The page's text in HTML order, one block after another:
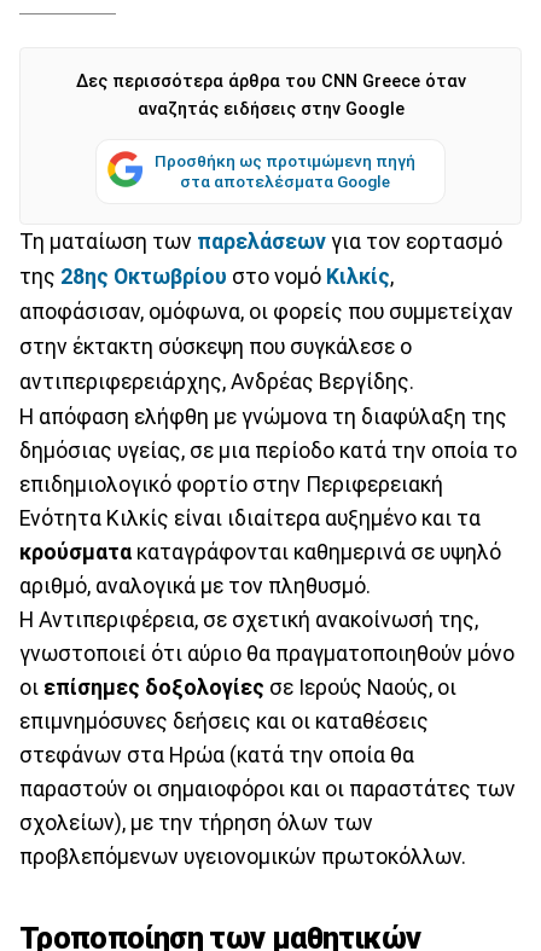
Δες περισσότερα άρθρα του CNN Greece όταν
αναζητάς ειδήσεις στην Google
Προσθήκη ως προτιμώμενη πηγή
στα αποτελέσματα Google
Τη ματαίωση των παρελάσεων για τον εορτασμό
της 28ης Οκτωβρίου στο νομό Κιλκίς,
αποφάσισαν, ομόφωνα, οι φορείς που συμμετείχαν
στην έκτακτη σύσκεψη που συγκάλεσε ο
αντιπεριφερειάρχης, Ανδρέας Βεργίδης.
Η απόφαση ελήφθη με γνώμονα τη διαφύλαξη της
δημόσιας υγείας, σε μια περίοδο κατά την οποία το
επιδημιολογικό φορτίο στην Περιφερειακή
Ενότητα Κιλκίς είναι ιδιαίτερα αυξημένο και τα
κρούσματα καταγράφονται καθημερινά σε υψηλό
αριθμό, αναλογικά με τον πληθυσμό.
Η Αντιπεριφέρεια, σε σχετική ανακοίνωσή της,
γνωστοποιεί ότι αύριο θα πραγματοποιηθούν μόνο
οι επίσημες δοξολογίες σε Ιερούς Ναούς, οι
επιμνημόσυνες δεήσεις και οι καταθέσεις
στεφάνων στα Ηρώα (κατά την οποία θα
παραστούν οι σημαιοφόροι και οι παραστάτες των
σχολείων), με την τήρηση όλων των
προβλεπόμενων υγειονομικών πρωτοκόλλων.
Τροποποίηση των μαθητικών